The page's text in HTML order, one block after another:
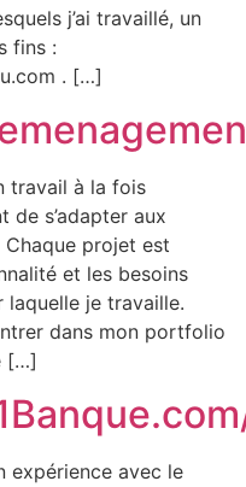
j’ai travaillé, un
fins :
. […]
travail à la fois
de s’adapter aux
projet est
et les besoins
laquelle je travaille.
dans mon portfolio
[…]
expérience avec le